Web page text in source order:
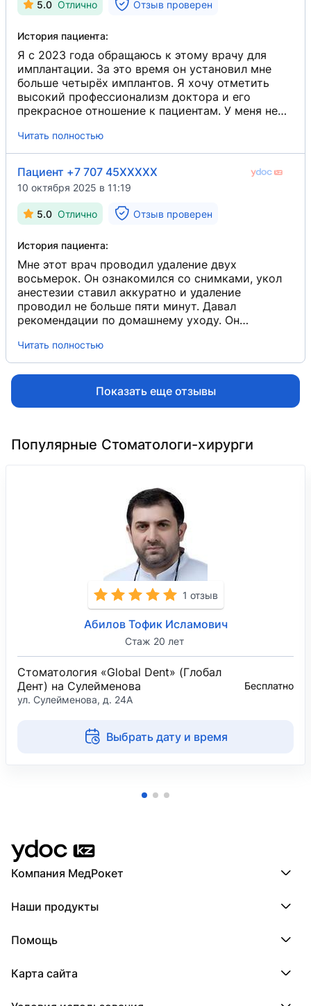
5.0 Отлично Отзыв проверен
История пациента:
Я с 2023 года обращаюсь к этому врачу для
имплантации. За это время он установил мне
больше четырёх имплантов. Я хочу отметить
высокий профессионализм доктора и его
прекрасное отношение к пациентам. У меня не
проделанной работы. Я всем знакомым его
рекомендую.
Читать полностью
Пациент +7 707 45XXXXX
10 октября 2025 в 11:19
5.0 Отлично Отзыв проверен
История пациента:
Мне этот врач проводил удаление двух
восьмерок. Он ознакомился со снимками, укол
анестезии ставил аккуратно и удаление
проводил не больше пяти минут. Давал
рекомендации по домашнему уходу. Он
своему делу, и у него лёгкая рука. Могу всем его
рекомендовать.
Читать полностью
Показать еще отзывы
Популярные Стоматологи-хирурги
1 отзыв
Абилов Тофик Исламович
Стаж 20 лет
Стоматология «Global Dent» (Глобал
Дент) на Сулейменова
ул. Сулейменова, д. 24А
Бесплатно
Выбрать дату и время
Компания МедРокет
О YDoc
Наши продукты
ПроТаблетки
МедТочка
Помощь
Регистрация врача
Карта сайта